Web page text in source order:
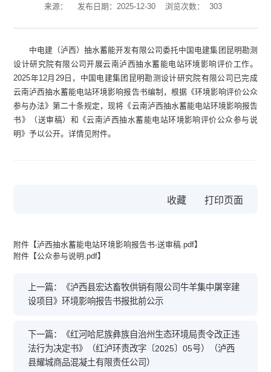
来源： 发布日期：2025-12-30 浏览次数： 303
中电建（泸西）抽水蓄能开发有限公司委托中国电建集团昆明勘测
设计研究院有限公司开展云南泸西抽水蓄能电站环境影响评价工作。
2025年12月29日，中国电建集团昆明勘测设计研究院有限公司已完成
云南泸西抽水蓄能电站环境影响报告书编制，根据《环境影响评价公众
参与办法》第二十条规定，现将《云南泸西抽水蓄能电站环境影响报告
书》（送审稿）和《云南泸西抽水蓄能电站环境影响评价公众参与说
明》予以公开。详情见附件。
收藏
附件【泸西抽水蓄能电站环境影响报告书-送审稿.pdf】
附件【公众参与说明.pdf】
上一篇：《泸西县宏达畜牧供销有限公司牛羊集中屠宰建
设项目》环境影响报告书报批前公示
下一篇：《红河哈尼族彝族自治州生态环境局责令改正违
法行为决定书》（红泸环责改字〔2025〕05号）（泸西
县耀城商品混凝土有限责任公司）